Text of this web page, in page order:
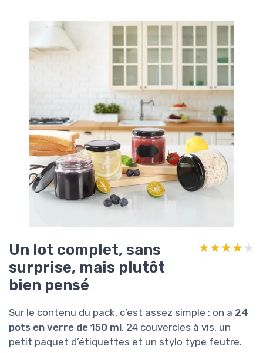
Un lot complet, sans
surprise, mais plutôt
bien pensé
★★★★★
★★★★★
Sur le contenu du pack, c’est assez simple : on a 24
pots en verre de 150 ml, 24 couvercles à vis, un
petit paquet d’étiquettes et un stylo type feutre.